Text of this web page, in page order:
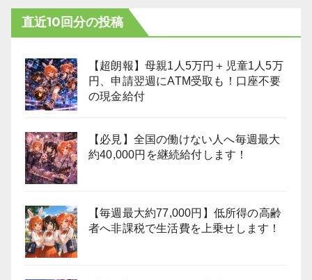
直近10回分の投稿
【超朗報】母親1人5万円＋児童1人5万
円、申請翌週にATM受取も！口座不要
の現金給付
【必見】全国の働けない人へ毎週最大
約40,000円を継続給付します！
【毎週最大約77,000円】低所得の高齢
者へ非課税で生活費を上乗せします！